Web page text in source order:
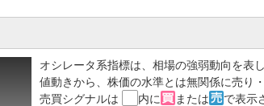
オシレータ系指標は、相場の強弱動向を表
値動きから、株価の水準とは無関係に売り
売買シグナルは
内に または で表示